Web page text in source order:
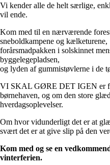
Vi kender alle de helt særlige,
vil ende.
Kom med til en nærværende
sneboldkampene og kælketurene,
forårsmadpakken i solskinnet
byggelegepladsen,
og lyden af gummistøvlerne i de
VI SKAL GØRE DET IGEN er
børnehaven, og om den store
hverdagsoplevelser.
Om hvor vidunderligt det er at
svært det er at give slip på den
Kom med og se en
vinterferien.